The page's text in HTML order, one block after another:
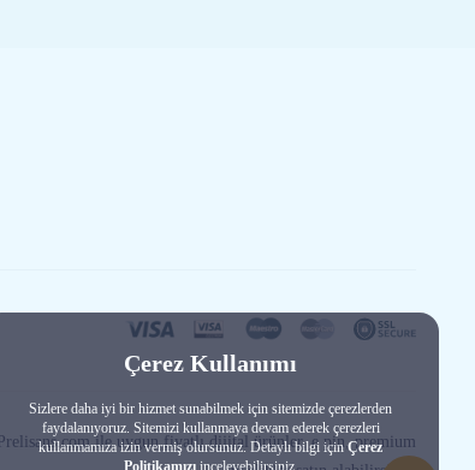
Prelisans.com ile uygun fiyatlı dijital ürünler, e pin, premium
Çerez Kullanımı
Sizlere daha iyi bir hizmet sunabilmek için sitemizde çerezlerden
faydalanıyoruz. Sitemizi kullanmaya devam ederek çerezleri
kullanmamıza izin vermiş olursunuz. Detaylı bilgi içinÇerez
Politikamızıinceleyebilirsiniz.